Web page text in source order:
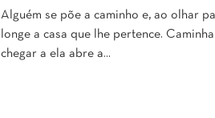
Alguém se põe a caminho e, ao olhar
longe a casa que lhe pertence.
chegar a ela abre a...